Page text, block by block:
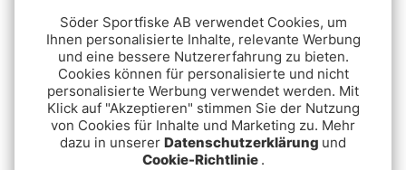
Bewertung:(6)4.5 von 5 Sternen
Daiwa Fuego CT 100
Daiwa 21 Tatula TW 400
€299
Söder Sportfiske AB verwendet Cookies, um
Ihnen personalisierte Inhalte, relevante Werbung
und eine bessere Nutzererfahrung zu bieten.
Cookies können für personalisierte und nicht
personalisierte Werbung verwendet werden. Mit
Klick auf "Akzeptieren" stimmen Sie der Nutzung
von Cookies für Inhalte und Marketing zu. Mehr
dazu in unserer Datenschutzerklärung und
Cookie-Richtlinie .